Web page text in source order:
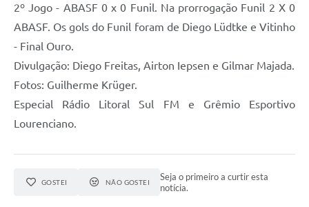
2º Jogo - ABASF 0 x 0 Funil. Na prorrogação Funil 2 X 0
ABASF. Os gols do Funil foram de Diego Lüdtke e Vitinho
- Final Ouro.
Divulgação: Diego Freitas, Airton Iepsen e Gilmar Majada.
Fotos: Guilherme Krüger.
Especial Rádio Litoral Sul FM e Grêmio Esportivo
Lourenciano.
GOSTEI NÃO GOSTEI
Seja o primeiro a curtir esta
notícia.